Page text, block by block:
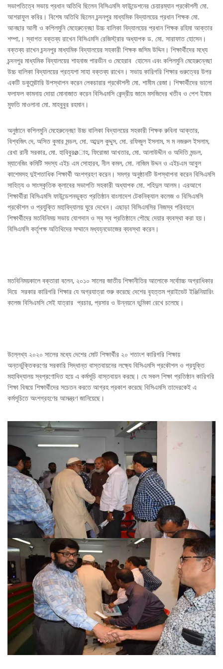
সভাপতিত্বে সভায় প্রধান অতিথি ছিলেন বিসিএমসি ফাউন্ডেশনের চেয়ারম্যান প্রকৌশলী মো.
আশরাফুল কবির। বিশেষ অতিথি ছিলেন চন্দনপুর মাধ্যমিক বিদ্যালয়ের প্রধান শিক্ষক মো.
আনছার আলী ও কপিলমুনি মেহেরুন্নেছা উচ্চ বালিকা বিদ্যালয়ের প্রধান শিক্ষক রহিমা আক্তার
শম্পা,। স্বাগত বক্তব্য রাখেন বিসিএমসি রেজিস্ট্রার অধ্যাপক ড. মো. সারাফাত হোসেন।
বক্তব্য রাখেন চন্দনপুর মাধ্যমিক বিদ্যালয়ের সহকারী শিক্ষক জসিম উদ্দিন। শিক্ষার্থীদের মধ্যে
চন্দনপুর মাধ্যমিক বিদ্যালয়ের শাহনাজ পারভীন ও মেহেরাব হোসেন এবং কপিলমুনি মেহেরুন্নেছা
উচ্চ বালিকা বিদ্যালয়ের প্রত্যশা সাহা বক্তব্য রাখেন। সভায় কারিগরি শিক্ষার গুরুত্বের উপর
একটি ডকুমেন্টারি উপস্থাপন করেন লেকচারার প্রকৌশলী মো. শামীম রেজা। শিক্ষার্থীদের ভালো
ফলাফল কামনায় দোয়া মোনাজাত করেন বিসিএমসি কেন্দ্রীয় জামে মসজিদের খতীব ও পেশ ইমাম
মুফতি মাওলানা মো. মাহবুবুর রহমান।
অনুষ্ঠানে কপিলমুনি মেহেরুন্নেছা উচ্চ বালিকা বিদ্যালয়ের সহকারী শিক্ষক রুবিনা আক্তার,
বিশ্বজিৎ দে, অসিত কুমার মন্ডল, মো. আব্দুল কুদ্দুস, মো. রফিজুল ইসলাম, স ম নজরুল ইসলাম,
রেখা রানী সরকার, মো. হাবিবুরøাহ, ফিরোজা আখতার, মো. আলাউদ্দীন ও অদিতি মন্ডল,
ম্যানেজিং কমিটি সদস্য এইচ এম সোহারব, নীল কমল, মো. নাজিম উদ্দন ও এইচএম আবুল
কাশেমসহ দুইশতাধিক শিক্ষার্থী অংশগ্রহণ করেন। সমগ্র অনুষ্ঠানটি উপস্থাপনা করেন বিসিএমসি
সাহিত্য ও সাংস্কৃতিক ক্লাবের সভাপতি সহকারী অধ্যাপক মো. শহিদুল আলম। এরআগে
শিক্ষার্থীরা বিসিএমসি ফাউন্ডেশনভুক্ত প্রতিষ্ঠান বাংলাদেশ টেকনিক্যাল কলেজ ও বিসিএমসি
প্রকৌশল ও প্রযুক্তি মহাবিদ্যালয় ঘুরে দেখেন। এছাড়া বিসিএমসির নিজস্ব পরিবহনে
শিক্ষার্থীদের মতবিনিময় সভায় যোগদান ও স্ব স্ব প্রতিষ্ঠানে পৌছে দেয়ার ব্যবস্থা করা হয়।
বিসিএমসি কর্তৃপক্ষ অতিথিদের সম্মানে মধ্যহ্নভোজের ব্যবস্থা করেন।
মতবিনিময়কালে বক্তারা বলেন, ২০১০ সালের জাতীয় শিক্ষানীতির আলোকে সর্বোাচ্চ অগ্রাধিকার
দিয়ে সরকার কারিগরি শিক্ষার যে অগ্রযাত্রা শুরু করেছে দেশের বৃহত্তম প্রাইভেট ইঞ্জিনিয়ারিং
কলেজ বিসিএমসি সেই যাত্রার প্রচার, প্রসার ও উন্নয়নে ভুমিকা রেখে চলেছে।
উল্লেখ্য ২০২০ সালের মধ্যে দেশের মোট শিক্ষার্থীর ২০ শতাংশ কারিগরি শিক্ষায়
অন্তর্ভুক্তিকরণের সরকারি সিদ্ধান্ত বাস্তবায়নের লক্ষ্যে বিসিএমসি প্রকৌশল ও প্রযুক্তি
মহাবিদ্যালয় স্বপ্রণোদিত হয়ে এ কর্মসূচি বাস্তবায়ন করছে। যে সকল শিক্ষা প্রতিষ্ঠান কারিগরি
শিক্ষা বিষয়ে শিক্ষার্থীদের সচেতন করতে আগ্রহ প্রকাশ করেছে বিসিএমসি তাদেরকেই এ
কর্মসূচিতে অংশগ্রহণের আমন্ত্রণ জানিয়েছে।